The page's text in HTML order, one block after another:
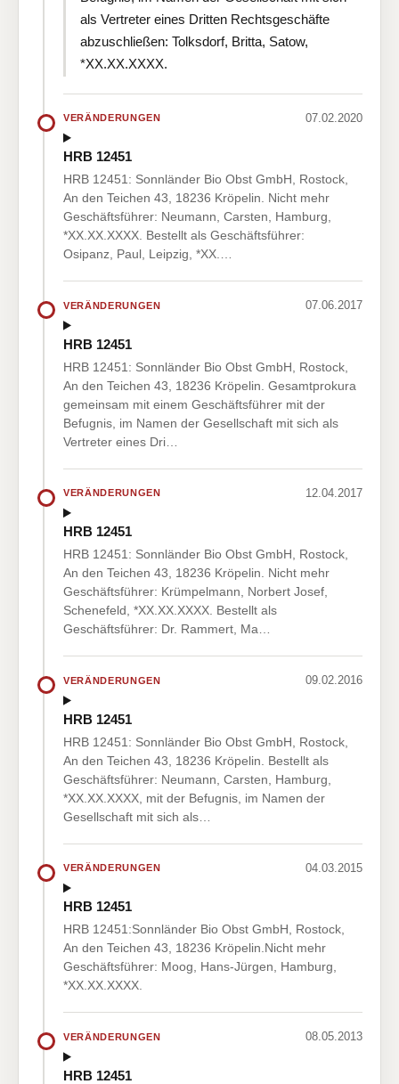
als Vertreter eines Dritten Rechtsgeschäfte
abzuschließen: Tolksdorf, Britta, Satow,
*XX.XX.XXXX.
VERÄNDERUNGEN 07.02.2020
HRB 12451
HRB 12451: Sonnländer Bio Obst GmbH, Rostock,
An den Teichen 43, 18236 Kröpelin. Nicht mehr
Geschäftsführer: Neumann, Carsten, Hamburg,
*XX.XX.XXXX. Bestellt als Geschäftsführer:
Osipanz, Paul, Leipzig, *XX.…
VERÄNDERUNGEN 07.06.2017
HRB 12451
HRB 12451: Sonnländer Bio Obst GmbH, Rostock,
An den Teichen 43, 18236 Kröpelin. Gesamtprokura
gemeinsam mit einem Geschäftsführer mit der
Befugnis, im Namen der Gesellschaft mit sich als
Vertreter eines Dri…
VERÄNDERUNGEN 12.04.2017
HRB 12451
HRB 12451: Sonnländer Bio Obst GmbH, Rostock,
An den Teichen 43, 18236 Kröpelin. Nicht mehr
Geschäftsführer: Krümpelmann, Norbert Josef,
Schenefeld, *XX.XX.XXXX. Bestellt als
Geschäftsführer: Dr. Rammert, Ma…
VERÄNDERUNGEN 09.02.2016
HRB 12451
HRB 12451: Sonnländer Bio Obst GmbH, Rostock,
An den Teichen 43, 18236 Kröpelin. Bestellt als
Geschäftsführer: Neumann, Carsten, Hamburg,
*XX.XX.XXXX, mit der Befugnis, im Namen der
Gesellschaft mit sich als…
VERÄNDERUNGEN 04.03.2015
HRB 12451
HRB 12451:Sonnländer Bio Obst GmbH, Rostock,
An den Teichen 43, 18236 Kröpelin.Nicht mehr
Geschäftsführer: Moog, Hans-Jürgen, Hamburg,
*XX.XX.XXXX.
VERÄNDERUNGEN 08.05.2013
HRB 12451